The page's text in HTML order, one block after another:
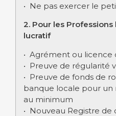
• Ne pas exercer le
2. Pour les
lucratif
• Agrément ou licence
• Preuve de régularité
• Preuve de fonds de
banque locale pour un
au minimum
• Nouveau Registre de